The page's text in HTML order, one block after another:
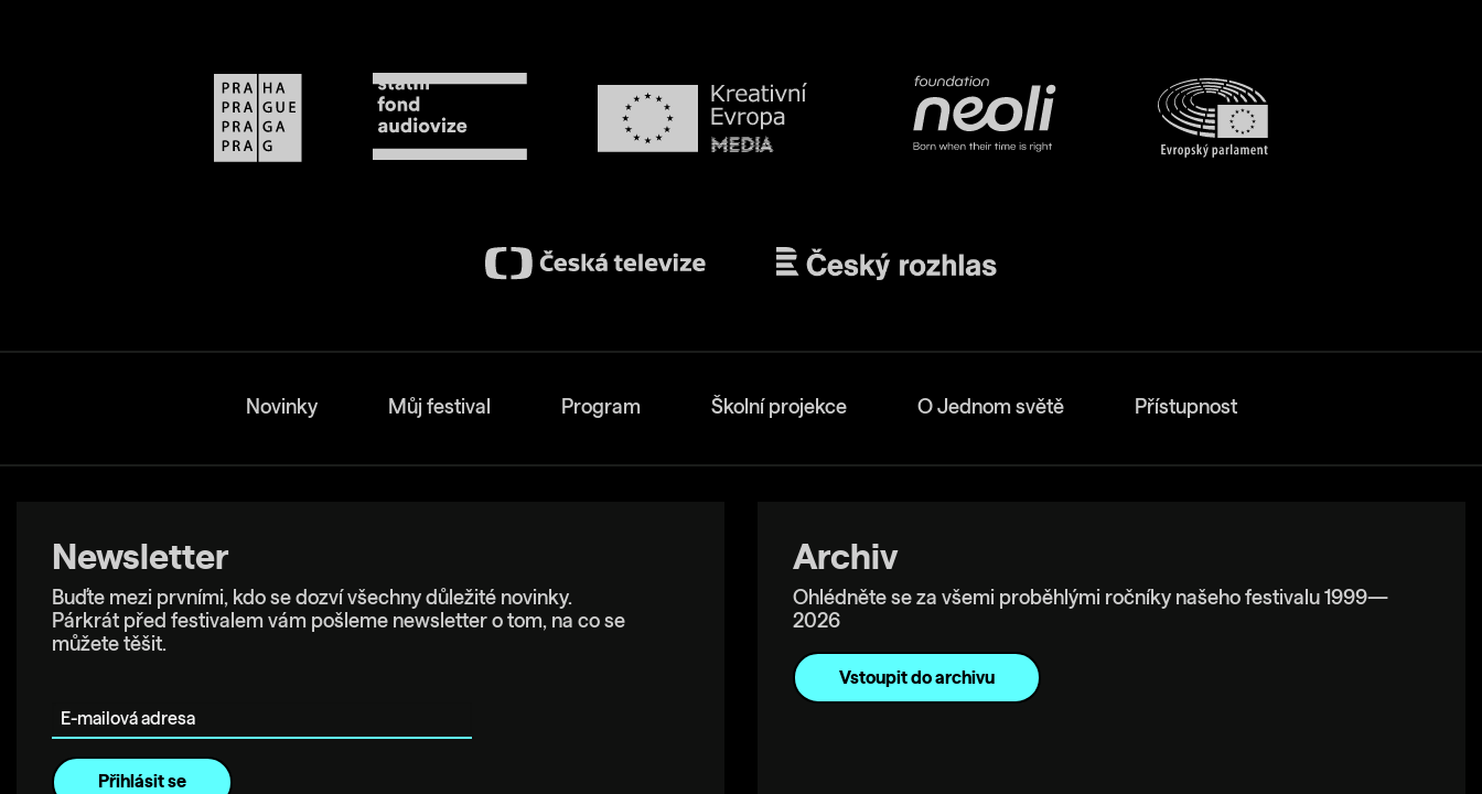
Novinky Můj festival Program Školní projekce O Jednom světě Přístupnost
Newsletter
Buďte mezi prvními, kdo se dozví všechny důležité novinky.
Párkrát před festivalem vám pošleme newsletter o tom, na co se
můžete těšit.
Archiv
Ohlédněte se za všemi proběhlými ročníky našeho festivalu 1999—
2026
Vstoupit do archivu